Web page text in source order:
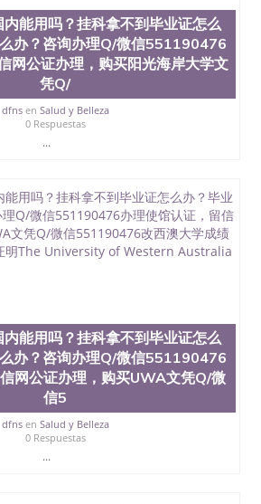
以办理澳洲毕业证551190476留
毕业证551190476哪里可以办理
申请学校办理假的毕业证成
哪里可以办理水印成绩单
修改成绩单GPA分数551190476
551190476假文凭网上能查到吗
到国外毕业证QQ微信551190476办
信551190476国外毕业证去哪认证
找毕业证封皮QQ微信551190476国
文凭认证QQ微信551190476国外
信551190476泰国文凭办理QQ微
学回国证明QQ微信551190476 国
551190476外国文凭在中国有用吗
买国外文凭质量QQ微信
毕业证怎么办理QQ微信
文凭真制作QQ微信551190476办
微信551190476国外大学有毕业
办理国外毕业证价格QQ微信
查询QQ微信551190476办理国外
微信551190476办国外可查文凭
网上购买真文凭可信吗QQ微信
证书查询机构QQ微信551190476
能用吗？挂科拿不到毕业证怎么
办？咨询办理Q/微信551190476
网公证办理，购买阳光海岸大学文
凭Q/
dfnsen Salud y Belleza
0 Respuestas
...
能用吗？挂科拿不到毕业证怎么
办？咨询办理Q/微信551190476
网公证办理，购买UWA文凭Q/微
信5
dfnsen Salud y Belleza
0 Respuestas
...